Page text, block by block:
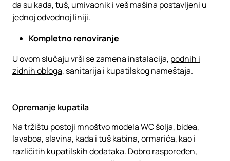
da su kada, tuš, umivaonik i veš mašina postavljeni u
jednoj odvodnoj liniji.
Kompletno renoviranje
U ovom slučaju vrši se zamena instalacija, podnih i
zidnih obloga, sanitarija i kupatilskog nameštaja.
Opremanje kupatila
Na tržištu postoji mnoštvo modela WC šolja, bidea,
lavaboa, slavina, kada i tuš kabina, ormarića, kao i
različitih kupatilskih dodataka. Dobro raspoređen,